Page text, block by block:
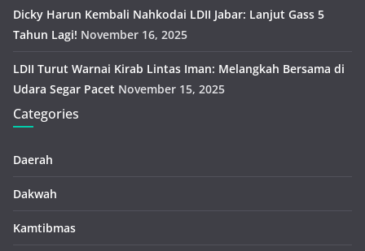
Dicky Harun Kembali Nahkodai LDII Jabar: Lanjut Gass 5
Tahun Lagi! November 16, 2025
LDII Turut Warnai Kirab Lintas Iman: Melangkah Bersama di
Udara Segar Pacet November 15, 2025
Categories
Daerah
Dakwah
Kamtibmas